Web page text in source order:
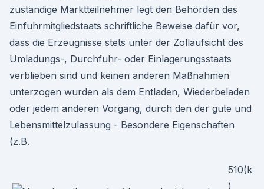
zuständige Marktteilnehmer legt den Behörden des
Einfuhrmitgliedstaats schriftliche Beweise dafür vor,
dass die Erzeugnisse stets unter der Zollaufsicht des
Umladungs-, Durchfuhr- oder Einlagerungsstaats
verblieben sind und keinen anderen Maßnahmen
unterzogen wurden als dem Entladen, Wiederbeladen
oder jedem anderen Vorgang, durch den der gute und
Lebensmittelzulassung - Besondere Eigenschaften
(z.B.
510(k
)